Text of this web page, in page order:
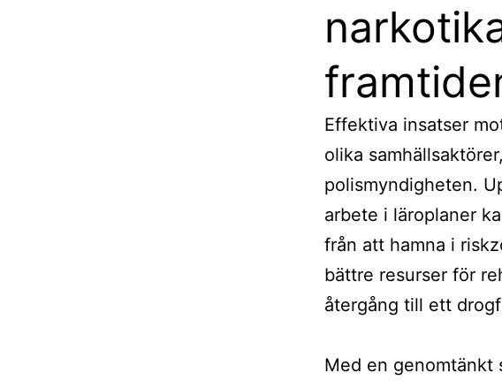
Effektiva insatser
olika
polismyndigheten.
arbete i läroplaner
från att hamna i
bättre resurser för
återgång till ett
Med en genomtänkt